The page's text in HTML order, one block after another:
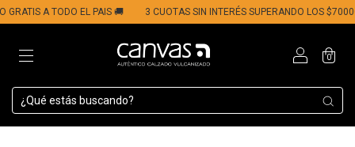
A TODO EL PAIS 🚚 3 CUOTAS SIN INTERÉS SUPERANDO LOS $70000 💳​
0